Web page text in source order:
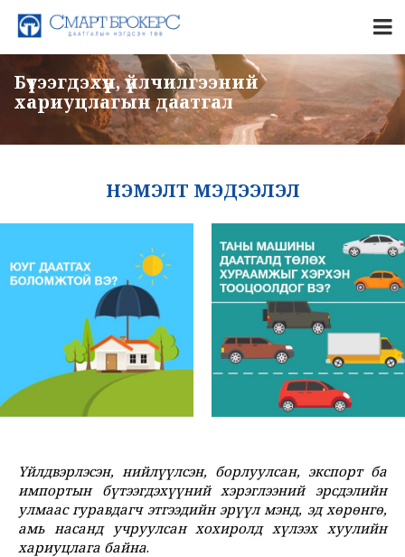
Бүтээгдэхүүн, үйлчилгээний
хариуцлагын даатгал
НЭМЭЛТ МЭДЭЭЛЭЛ
Үйлдвэрлэсэн, нийлүүлсэн, борлуулсан, экспорт ба
импортын бүтээгдэхүүний хэрэглээний эрсдэлийн
улмаас гуравдагч этгээдийн эрүүл мэнд, эд хөрөнгө,
амь насанд учруулсан хохиролд хүлээх хуулийн
хариуцлага байна.